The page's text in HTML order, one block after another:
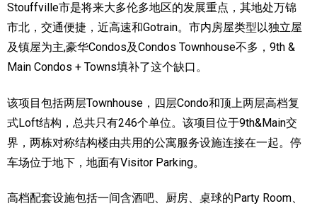
Stouffville市是将来大多伦多地区的发展重点，其地处万锦
市北，交通便捷，近高速和Gotrain。 市内房屋类型以独立屋
及镇屋为主,豪华Condos及Condos Townhouse不多，9th &
Main Condos + Towns填补了这个缺口。
该项目包括两层Townhouse，四层Condo和顶上两层高档复
式Loft结构，总共只有246个单位。该项目位于9th&Main交
界，两栋对称结构楼由共用的公寓服务设施连接在一起。停
车场位于地下，地面有Visitor Parking。
高档配套设施包括一间含酒吧、厨房、桌球的Party Room、